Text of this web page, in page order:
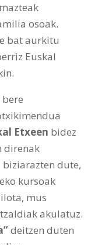
osoak.
bat aurkitu
Euskal
Etxeen bidez
direnak
dute,
kursoak
mus
akulatuz.
deitzen duten